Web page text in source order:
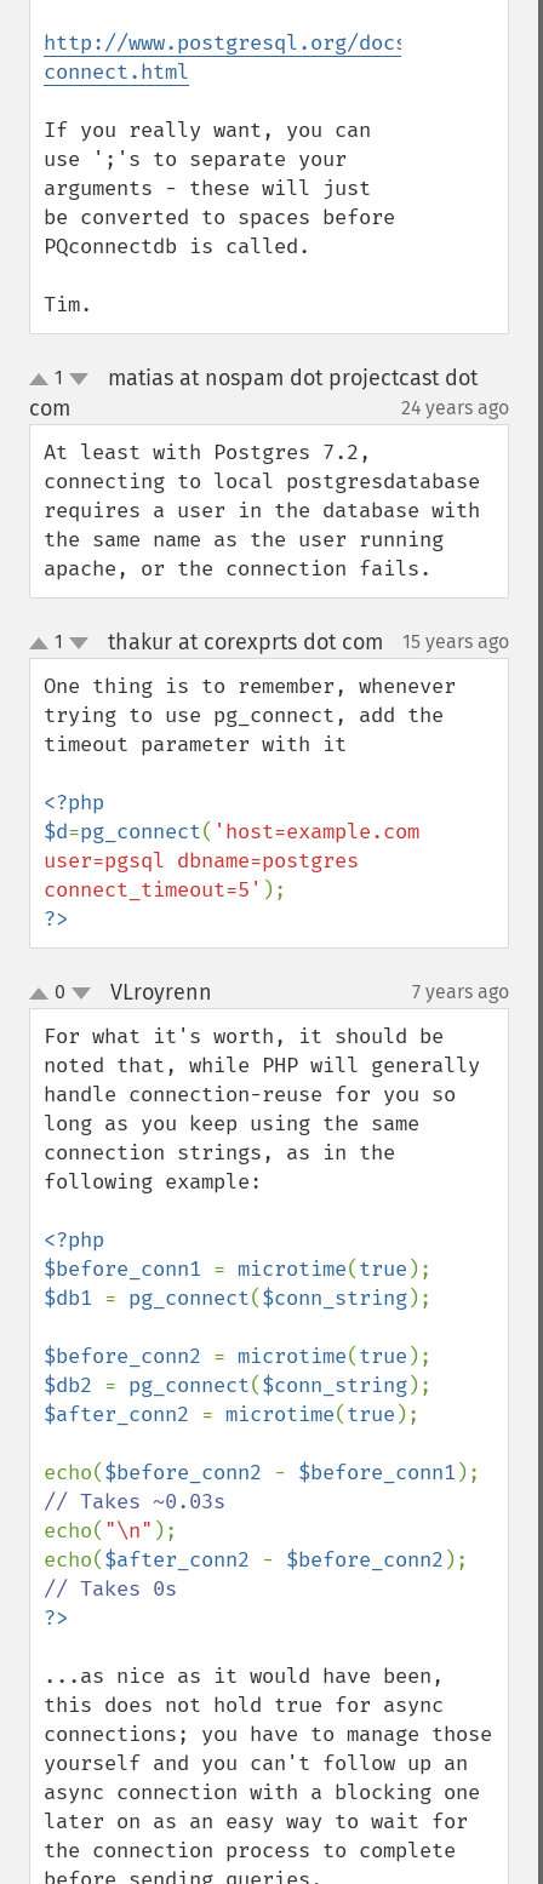
http://www.postgresql.org/docs/8.3/
connect.html
If you really want, you can
use ';'s to separate your
arguments - these will just
be converted to spaces before
PQconnectdb is called.
Tim.
up
1
matias at nospam dot projectcast dot
com
24 years ago
At least with Postgres 7.2,
connecting to local postgresdatabase
requires a user in the database with
the same name as the user running
apache, or the connection fails.
up
down
1 thakur at corexprts dot com 15 years ago
One thing is to remember, whenever
trying to use pg_connect, add the
timeout parameter with it
<?php
$d=pg_connect( 'host=example.com
user=pgsql dbname=postgres
connect_timeout=5'
?>
up
down
0 VLroyrenn 7 years ago
For what it's worth, it should be
noted that, while PHP will generally
handle connection-reuse for you so
long as you keep using the same
connection strings, as in the
following example:
<?php
$before_conn1 = microtime(true
$db1 = pg_connect($conn_string);
$before_conn2 = microtime(true
$db2 = pg_connect($conn_string
$after_conn2 = microtime(true );
echo($before_conn2 - $before_conn1
echo( "\n" );
echo($after_conn2 - $before_conn2
...as nice as it would have been,
this does not hold true for async
connections; you have to manage those
yourself and you can't follow up an
async connection with a blocking one
later on as an easy way to wait for
the connection process to complete